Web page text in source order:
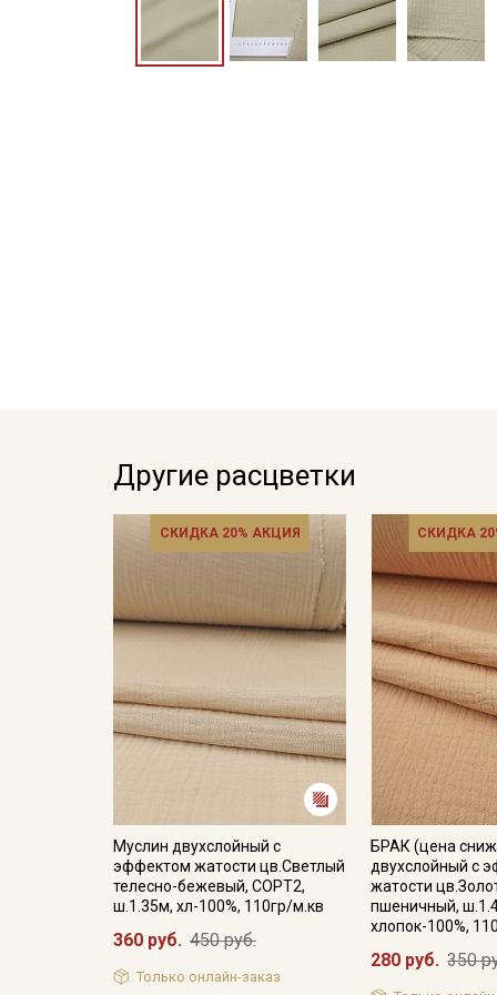
Другие расцветки
СКИДКА 20% АКЦИЯ
Муслин двухслойный с
эффектом жатости цв.Светлый
телесно-бежевый, СОРТ2,
ш.1.35м, хл-100%, 110гр/м.кв
360 руб. 450 руб.
Только онлайн-заказ
СКИДКА
БРАК (цена
двухслойный с
жатости
пшеничный,
хлопок-100%,
280 руб. 350